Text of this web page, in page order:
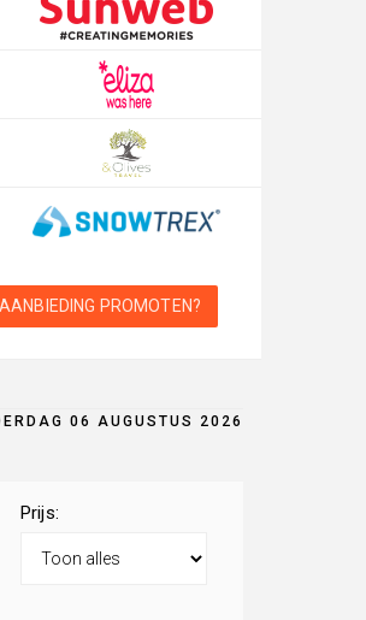
PROMOTEN?
06 AUGUSTUS 2026
Prijs: